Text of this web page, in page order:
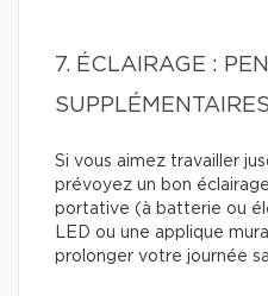
7. ÉCLAIRAGE :
SUPPLÉMENTAIRES
Si vous aimez travailler
prévoyez un bon
portative (à batterie ou
LED ou une applique
prolonger votre journée